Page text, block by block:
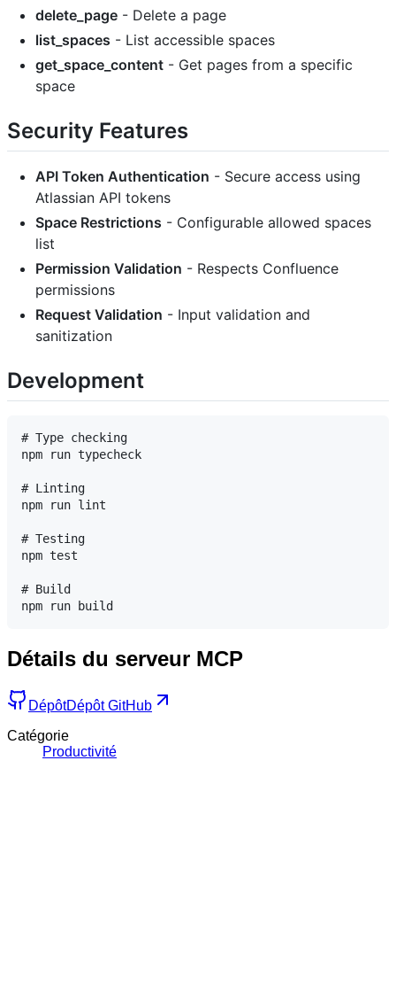
delete_page - Delete a page
list_spaces - List accessible spaces
get_space_content - Get pages from a specific
space
Security Features
API Token Authentication - Secure access using
Atlassian API tokens
Space Restrictions - Configurable allowed spaces
list
Permission Validation - Respects Confluence
permissions
Request Validation - Input validation and
sanitization
Development
# Type checking
npm run typecheck
# Linting
npm run lint
# Testing
npm test
# Build
Détails du serveur MCP
DépôtDépôt GitHub
Catégorie
Productivité